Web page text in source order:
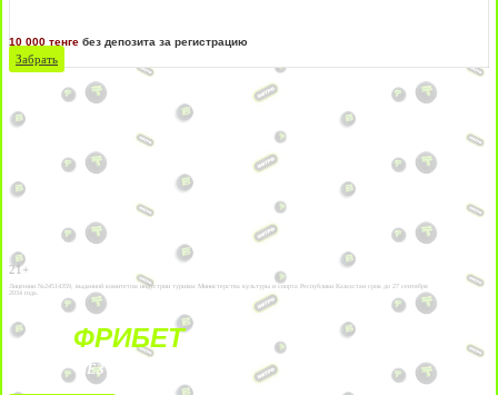
10 000 тенге без депозита за регистрацию
Забрать
21+
Лицензии №24514359, выданной комитетом индустрии туризма Министерства культуры и спорта Республики Казахстан срок до 27 сентября
2034 года.
ФРИБЕТ
БЕЗ УСЛОВИЙ